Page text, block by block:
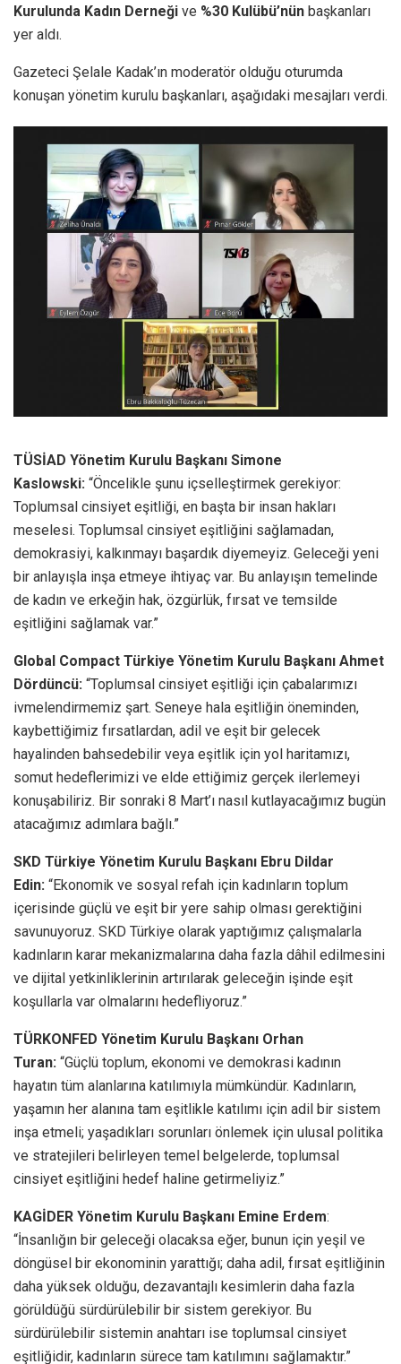
Kurulunda Kadın Derneği ve %30 Kulübü’nün başkanları
yer aldı.
Gazeteci Şelale Kadak’ın moderatör olduğu oturumda
konuşan yönetim kurulu başkanları, aşağıdaki mesajları verdi.
TÜSİAD Yönetim Kurulu Başkanı Simone
Kaslowski: “Öncelikle şunu içselleştirmek gerekiyor:
Toplumsal cinsiyet eşitliği, en başta bir insan hakları
meselesi. Toplumsal cinsiyet eşitliğini sağlamadan,
demokrasiyi, kalkınmayı başardık diyemeyiz. Geleceği yeni
bir anlayışla inşa etmeye ihtiyaç var. Bu anlayışın temelinde
de kadın ve erkeğin hak, özgürlük, fırsat ve temsilde
eşitliğini sağlamak var.”
Global Compact Türkiye Yönetim Kurulu Başkanı Ahmet
Dördüncü: “Toplumsal cinsiyet eşitliği için çabalarımızı
ivmelendirmemiz şart. Seneye hala eşitliğin öneminden,
kaybettiğimiz fırsatlardan, adil ve eşit bir gelecek
hayalinden bahsedebilir veya eşitlik için yol haritamızı,
somut hedeflerimizi ve elde ettiğimiz gerçek ilerlemeyi
konuşabiliriz. Bir sonraki 8 Mart’ı nasıl kutlayacağımız bugün
atacağımız adımlara bağlı.”
SKD Türkiye Yönetim Kurulu Başkanı Ebru Dildar
Edin: “Ekonomik ve sosyal refah için kadınların toplum
içerisinde güçlü ve eşit bir yere sahip olması gerektiğini
savunuyoruz. SKD Türkiye olarak yaptığımız çalışmalarla
kadınların karar mekanizmalarına daha fazla dâhil edilmesini
ve dijital yetkinliklerinin artırılarak geleceğin işinde eşit
koşullarla var olmalarını hedefliyoruz.”
TÜRKONFED Yönetim Kurulu Başkanı Orhan
Turan: “Güçlü toplum, ekonomi ve demokrasi kadının
hayatın tüm alanlarına katılımıyla mümkündür. Kadınların,
yaşamın her alanına tam eşitlikle katılımı için adil bir sistem
inşa etmeli; yaşadıkları sorunları önlemek için ulusal politika
ve stratejileri belirleyen temel belgelerde, toplumsal
cinsiyet eşitliğini hedef haline getirmeliyiz.”
KAGİDER Yönetim Kurulu Başkanı Emine Erdem:
“İnsanlığın bir geleceği olacaksa eğer, bunun için yeşil ve
döngüsel bir ekonominin yarattığı; daha adil, fırsat eşitliğinin
daha yüksek olduğu, dezavantajlı kesimlerin daha fazla
görüldüğü sürdürülebilir bir sistem gerekiyor. Bu
sürdürülebilir sistemin anahtarı ise toplumsal cinsiyet
eşitliğidir, kadınların sürece tam katılımını sağlamaktır.”